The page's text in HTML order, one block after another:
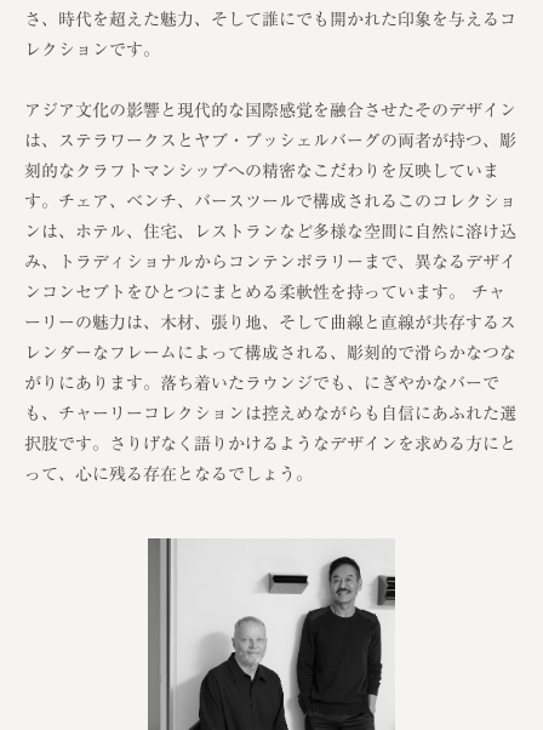
さ、時代を超えた魅力、そして誰にでも開かれた印象を与えるコ
レクションです。
アジア文化の影響と現代的な国際感覚を融合させたそのデザイン
は、ステラワークスとヤブ・プッシェルバーグの両者が持つ、彫
刻的なクラフトマンシップへの精密なこだわりを反映していま
す。チェア、ベンチ、バースツールで構成されるこのコレクショ
ンは、ホテル、住宅、レストランなど多様な空間に自然に溶け込
み、トラディショナルからコンテンポラリーまで、異なるデザイ
ンコンセプトをひとつにまとめる柔軟性を持っています。 チャ
ーリーの魅力は、木材、張り地、そして曲線と直線が共存するス
レンダーなフレームによって構成される、彫刻的で滑らかなつな
がりにあります。落ち着いたラウンジでも、にぎやかなバーで
も、チャーリーコレクションは控えめながらも自信にあふれた選
択肢です。さりげなく語りかけるようなデザインを求める方にと
って、心に残る存在となるでしょう。